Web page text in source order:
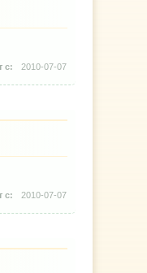
2010-07-07
2010-07-07